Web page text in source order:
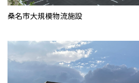
桑名市大規模物流施設